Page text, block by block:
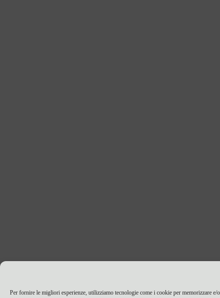
Per fornire le migliori esperienze, utilizziamo tecnologie come i cookie per memorizzare